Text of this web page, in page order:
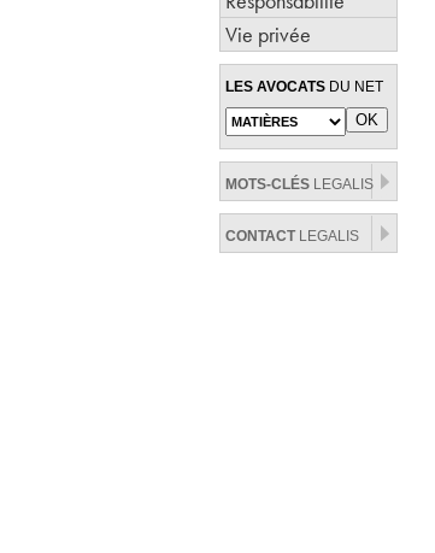
Vie privée
LES AVOCATS DU NET
MOTS-CLÉS LEGALIS
CONTACTLEGALIS